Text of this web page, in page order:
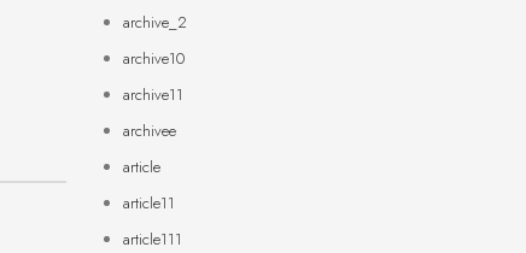
archive_2
archive10
archive11
archivee
article
article11
article111